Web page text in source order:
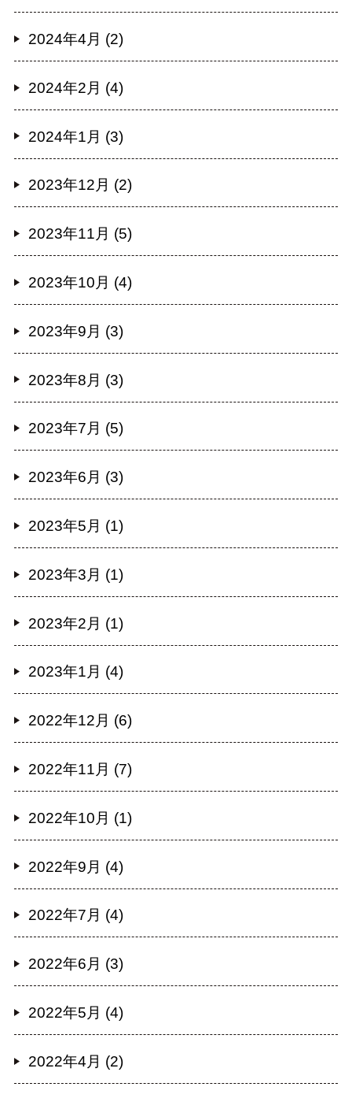
2024年4月 (2)
2024年2月 (4)
2024年1月 (3)
2023年12月 (2)
2023年11月 (5)
2023年10月 (4)
2023年9月 (3)
2023年8月 (3)
2023年7月 (5)
2023年6月 (3)
2023年5月 (1)
2023年3月 (1)
2023年2月 (1)
2023年1月 (4)
2022年12月 (6)
2022年11月 (7)
2022年10月 (1)
2022年9月 (4)
2022年7月 (4)
2022年6月 (3)
2022年5月 (4)
2022年4月 (2)